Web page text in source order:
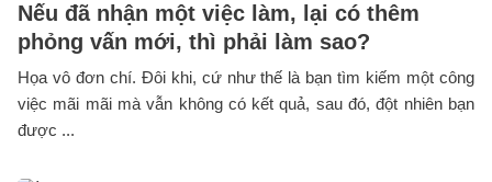
Nếu đã nhận một việc làm, lại có thêm
phỏng vấn mới, thì phải làm sao?
Họa vô đơn chí. Đôi khi, cứ như thế là bạn tìm kiếm một công
việc mãi mãi mà vẫn không có kết quả, sau đó, đột nhiên bạn
được ...